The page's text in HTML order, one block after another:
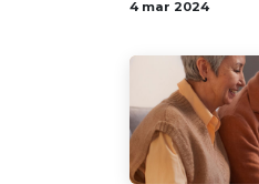
4 mar 2024